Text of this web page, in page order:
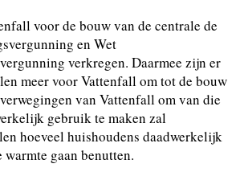
voor de bouw van de centrale de
en Wet
verkregen. Daarmee zijn er
meer voor Vattenfall om tot de bouw
van Vattenfall om van die
gebruik te maken zal
hoeveel huishoudens daadwerkelijk
gaan benutten.